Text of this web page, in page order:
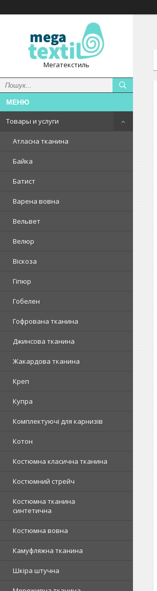
Мегатекстиль
Товары и услуги
Атласна тканина
Байка
Батист
Варена вовна
Вельвет
Велюр
Віскоза
Гіпюр
Гобелен
Гофрована тканина
Джинсова тканина
Жакардова тканина
Креп
Купра
Комплектуючі для карнизів
Котон
Костюмна класична тканина
Костюмний стрейч
Костюмна тканина
синтетична
Костюмна вовна
Камуфляжна тканина
Шкіра штучна